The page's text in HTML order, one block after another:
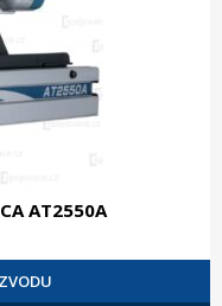
AT2550A